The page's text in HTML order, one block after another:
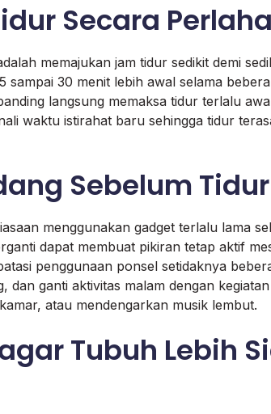
Secara
memajukan jam tidur sedikit demi
30 menit lebih awal selama
langsung memaksa tidur terlalu
waktu istirahat baru sehingga tidur
Sebelum Tidur
menggunakan gadget terlalu lama
dapat membuat pikiran tetap aktif
penggunaan ponsel setidaknya
ganti aktivitas malam dengan
atau mendengarkan musik lembut.
Tubuh Lebih